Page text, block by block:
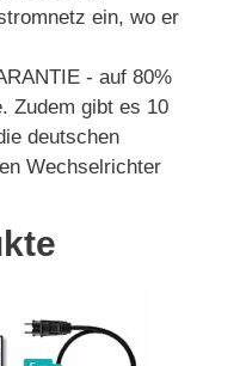
ein, wo er
- auf 80%
Zudem gibt es 10
deutschen
Wechselrichter